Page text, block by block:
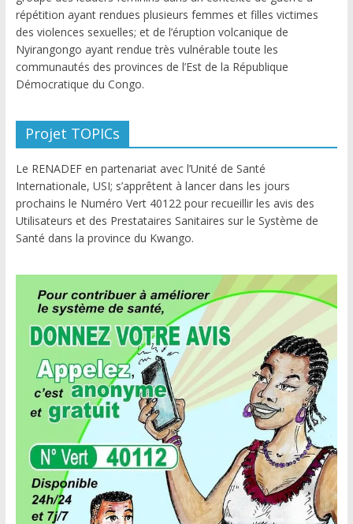
répétition ayant rendues plusieurs femmes et filles victimes
des violences sexuelles; et de l’éruption volcanique de
Nyirangongo ayant rendue très vulnérable toute les
communautés des provinces de l’Est de la République
Démocratique du Congo.
Projet TOPICs
Le RENADEF en partenariat avec l’Unité de Santé
Internationale, USI; s’apprêtent à lancer dans les jours
prochains le Numéro Vert 40122 pour recueillir les avis des
Utilisateurs et des Prestataires Sanitaires sur le Système de
Santé dans la province du Kwango.